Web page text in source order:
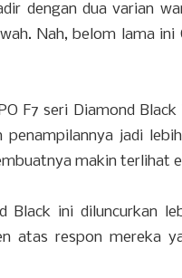
dengan dua varian
Nah, belom lama
F7 seri Diamond
penampilannya jadi
makin terlihat
Black ini diluncurkan
atas respon mereka